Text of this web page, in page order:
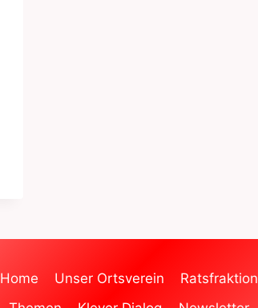
Home Unser Ortsverein
Ratsfraktion